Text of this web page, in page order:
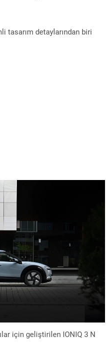
tasarım detaylarından biri
için geliştirilen IONIQ 3 N